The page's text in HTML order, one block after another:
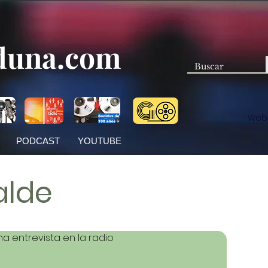
PODCAST YOUTUBE
entrevista en la radio